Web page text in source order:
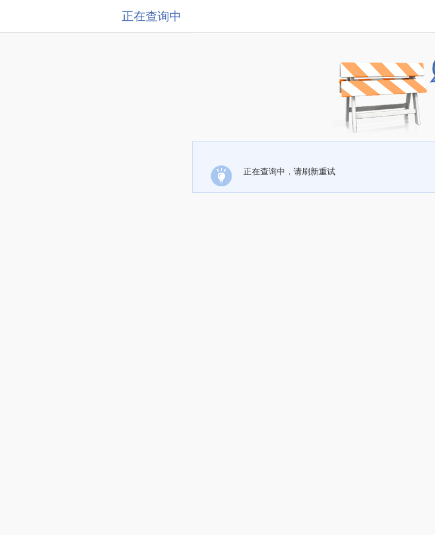
正在查询中
正在查询中，请刷新重试